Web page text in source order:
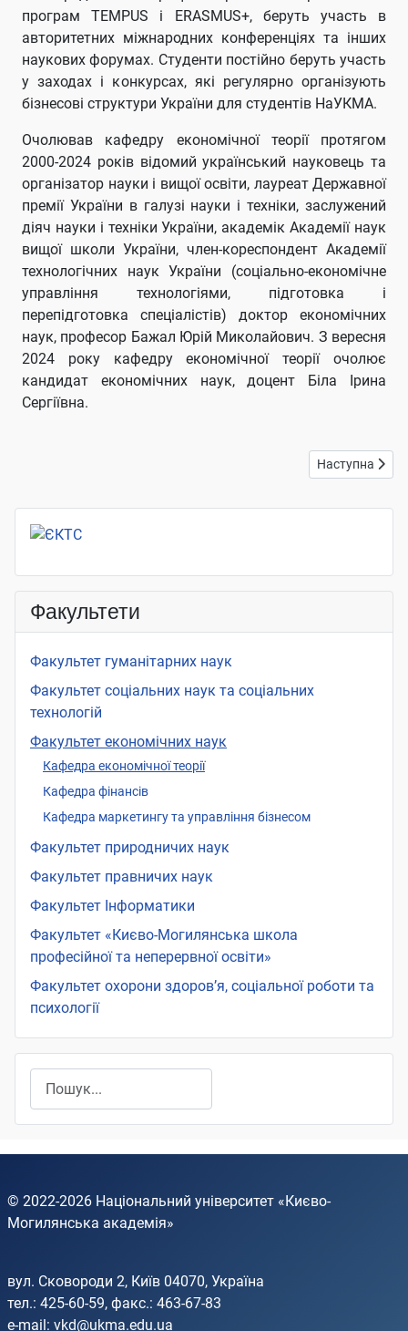
програм TEMPUS і ERASMUS+, беруть участь в
авторитетних міжнародних конференціях та інших
наукових форумах. Студенти постійно беруть участь
у заходах і конкурсах, які регулярно організують
бізнесові структури України для студентів НаУКМА.
Очолював кафедру економічної теорії протягом
2000-2024 років відомий український науковець та
організатор науки і вищої освіти, лауреат Державної
премії України в галузі науки і техніки, заслужений
діяч науки і техніки України, академік Академії наук
вищої школи України, член-кореспондент Академії
технологічних наук України (соціально-економічне
управління технологіями, підготовка і
перепідготовка спеціалістів) доктор економічних
наук, професор Бажал Юрій Миколайович. З вересня
2024 року кафедру економічної теорії очолює
кандидат економічних наук, доцент Біла Ірина
Сергіївна.
Наступна
Наступна
Факультети
Факультет гуманітарних наук
Факультет соціальних наук та соціальних
технологій
Факультет економічних наук
Кафедра економічної теорії
Кафедра фінансів
Кафедра маркетингу та управління бізнесом
Факультет природничих наук
Факультет правничих наук
Факультет Інформатики
Факультет «Києво-Могилянська школа
професійної та неперервної освіти»
Факультет охорони здоров’я, соціальної роботи та
психології
© 2022-2026 Національний університет «Києво-
Могилянська академія»
вул. Сковороди 2, Київ 04070, Україна
тел.: 425-60-59, факс.: 463-67-83
e-mail: vkd@ukma.edu.ua